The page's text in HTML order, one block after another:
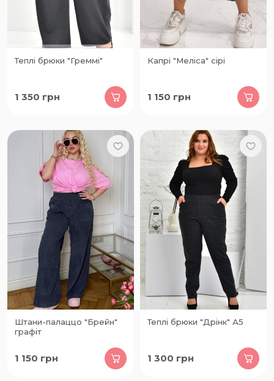
Теплі брюки "Греммі"
1 350 грн
Капрі "Меліса" сірі
1 150 грн
Штани-палаццо "Брейн"
графіт
1 150 грн
Теплі брюки "Дрінк" А5
1 300 грн